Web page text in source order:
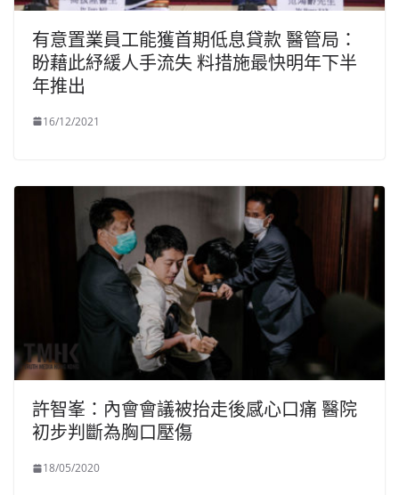
有意置業員工能獲首期低息貸款 醫管局：
盼藉此紓緩人手流失 料措施最快明年下半
年推出
16/12/2021
許智峯：內會會議被抬走後感心口痛 醫院
初步判斷為胸口壓傷
18/05/2020